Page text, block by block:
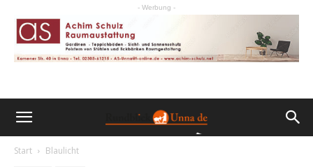
- Werbung -
Start Blaulicht